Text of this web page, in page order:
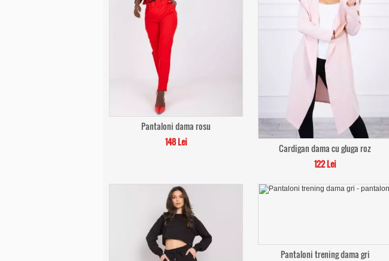
Pantaloni dama rosu
148 Lei
Cardigan dama cu gluga roz
122 Lei
Pantaloni trening dama gri